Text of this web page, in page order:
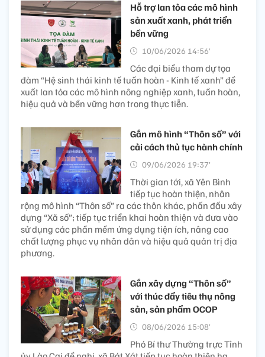
Hỗ trợ lan tỏa các mô hình
sản xuất xanh, phát triển
bền vững
10/06/2026 14:56’
Các đại biểu tham dự tọa
đàm “Hệ sinh thái kinh tế tuần hoàn - Kinh tế xanh” đề
xuất lan tỏa các mô hình nông nghiệp xanh, tuần hoàn,
hiệu quả và bền vững hơn trong thực tiễn.
Gắn mô hình “Thôn số” với
cải cách thủ tục hành chính
09/06/2026 19:37’
Thời gian tới, xã Yên Bình
tiếp tục hoàn thiện, nhân
rộng mô hình “Thôn số” ra các thôn khác, phấn đấu xây
dựng “Xã số”; tiếp tục triển khai hoàn thiện và đưa vào
sử dụng các phần mềm ứng dụng tiện ích, nâng cao
chất lượng phục vụ nhân dân và hiệu quả quản trị địa
phương.
Gắn xây dựng “Thôn số”
với thúc đẩy tiêu thụ nông
sản, sản phẩm OCOP
08/06/2026 15:08’
Phó Bí thư Thường trực Tỉnh